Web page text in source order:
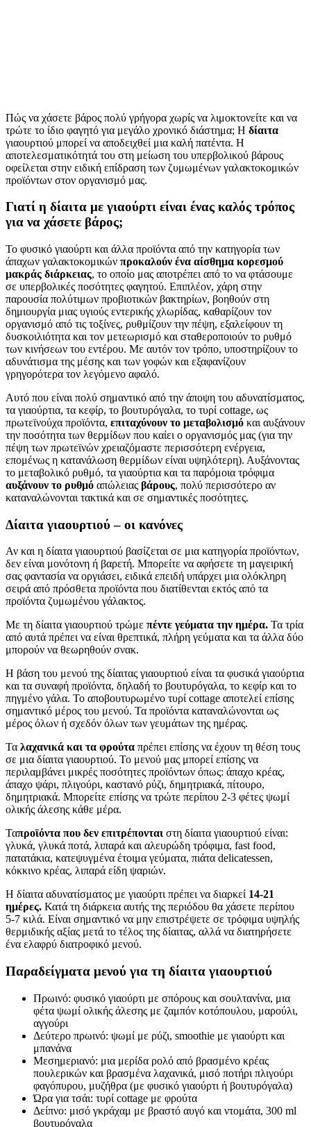
Πώς να χάσετε βάρος πολύ γρήγορα χωρίς να λιμοκτονείτε και να
τρώτε το ίδιο φαγητό για μεγάλο χρονικό διάστημα; Η δίαιτα
γιαουρτιού μπορεί να αποδειχθεί μια καλή πατέντα. Η
αποτελεσματικότητά του στη μείωση του υπερβολικού βάρους
οφείλεται στην ειδική επίδραση των ζυμωμένων γαλακτοκομικών
προϊόντων στον οργανισμό μας.
Γιατί η δίαιτα με γιαούρτι είναι ένας καλός τρόπος
για να χάσετε βάρος;
Το φυσικό γιαούρτι και άλλα προϊόντα από την κατηγορία των
άπαχων γαλακτοκομικών προκαλούν ένα αίσθημα κορεσμού
μακράς διάρκειας, το οποίο μας αποτρέπει από το να φτάσουμε
σε υπερβολικές ποσότητες φαγητού. Επιπλέον, χάρη στην
παρουσία πολύτιμων προβιοτικών βακτηρίων, βοηθούν στη
δημιουργία μιας υγιούς εντερικής χλωρίδας, καθαρίζουν τον
οργανισμό από τις τοξίνες, ρυθμίζουν την πέψη, εξαλείφουν τη
δυσκοιλιότητα και τον μετεωρισμό και σταθεροποιούν το ρυθμό
των κινήσεων του εντέρου. Με αυτόν τον τρόπο, υποστηρίζουν το
αδυνάτισμα της μέσης και των γοφών και εξαφανίζουν
γρηγορότερα τον λεγόμενο αφαλό.
Αυτό που είναι πολύ σημαντικό από την άποψη του αδυνατίσματος,
τα γιαούρτια, τα κεφίρ, το βουτυρόγαλα, το τυρί cottage, ως
πρωτεϊνούχα προϊόντα, επιταχύνουν το μεταβολισμό και αυξάνουν
την ποσότητα των θερμίδων που καίει ο οργανισμός μας (για την
πέψη των πρωτεϊνών χρειαζόμαστε περισσότερη ενέργεια,
επομένως η κατανάλωση θερμίδων είναι υψηλότερη). Αυξάνοντας
το μεταβολικό ρυθμό, τα γιαούρτια και τα παρόμοια τρόφιμα
αυξάνουν το ρυθμό απώλειας βάρους, πολύ περισσότερο αν
καταναλώνονται τακτικά και σε σημαντικές ποσότητες.
Δίαιτα γιαουρτιού – οι κανόνες
Αν και η δίαιτα γιαουρτιού βασίζεται σε μια κατηγορία προϊόντων,
δεν είναι μονότονη ή βαρετή. Μπορείτε να αφήσετε τη μαγειρική
σας φαντασία να οργιάσει, ειδικά επειδή υπάρχει μια ολόκληρη
σειρά από πρόσθετα προϊόντα που διατίθενται εκτός από τα
προϊόντα ζυμωμένου γάλακτος.
Με τη δίαιτα γιαουρτιού τρώμε πέντε γεύματα την ημέρα. Τα τρία
από αυτά πρέπει να είναι θρεπτικά, πλήρη γεύματα και τα άλλα δύο
μπορούν να θεωρηθούν σνακ.
Η βάση του μενού της δίαιτας γιαουρτιού είναι τα φυσικά γιαούρτια
και τα συναφή προϊόντα, δηλαδή το βουτυρόγαλα, το κεφίρ και το
πηγμένο γάλα. Το αποβουτυρωμένο τυρί cottage αποτελεί επίσης
σημαντικό μέρος του μενού. Τα προϊόντα καταναλώνονται ως
μέρος όλων ή σχεδόν όλων των γευμάτων της ημέρας.
Τα λαχανικά και τα φρούτα πρέπει επίσης να έχουν τη θέση τους
σε μια δίαιτα γιαουρτιού. Το μενού μας μπορεί επίσης να
περιλαμβάνει μικρές ποσότητες προϊόντων όπως: άπαχο κρέας,
άπαχο ψάρι, πλιγούρι, καστανό ρύζι, δημητριακά, πίτουρο,
δημητριακά. Μπορείτε επίσης να τρώτε περίπου 2-3 φέτες ψωμί
ολικής άλεσης κάθε μέρα.
Ταπροϊόντα που δεν επιτρέπονται στη δίαιτα γιαουρτιού είναι:
γλυκά, γλυκά ποτά, λιπαρά και αλευρώδη τρόφιμα, fast food,
πατατάκια, κατεψυγμένα έτοιμα γεύματα, πιάτα delicatessen,
κόκκινο κρέας, λιπαρά είδη ψαριών.
Η δίαιτα αδυνατίσματος με γιαούρτι πρέπει να διαρκεί 14-21
ημέρες. Κατά τη διάρκεια αυτής της περιόδου θα χάσετε περίπου
5-7 κιλά. Είναι σημαντικό να μην επιστρέψετε σε τρόφιμα υψηλής
θερμιδικής αξίας μετά το τέλος της δίαιτας, αλλά να διατηρήσετε
ένα ελαφρύ διατροφικό μενού.
Παραδείγματα μενού για τη δίαιτα γιαουρτιού
Πρωινό: φυσικό γιαούρτι με σπόρους και σουλτανίνα, μια
φέτα ψωμί ολικής άλεσης με ζαμπόν κοτόπουλου, μαρούλι,
αγγούρι
Δεύτερο πρωινό: ψωμί με ρύζι, smoothie με γιαούρτι και
μπανάνα
Μεσημεριανό: μια μερίδα ρολό από βρασμένο κρέας
πουλερικών και βρασμένα λαχανικά, μισό ποτήρι πλιγούρι
φαγόπυρου, μυζήθρα (με φυσικό γιαούρτι ή βουτυρόγαλα)
Ώρα για τσάι: τυρί cottage με φρούτα
Δείπνο: μισό γκράχαμ με βραστό αυγό και ντομάτα, 300 ml
βουτυρόγαλα